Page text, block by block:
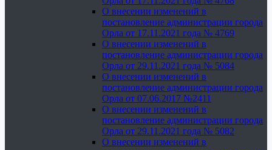
О внесении изменений в
постановление администрации города
Орла от 17.11.2021 года № 4769
О внесении изменений в
постановление администрации города
Орла от 29.11.2021 года № 5084
О внесении изменений в
постановление администрации города
Орла от 07.06.2017 №2411
О внесении изменений в
постановление администрации города
Орла от 29.11.2021 года № 5082
О внесении изменений в